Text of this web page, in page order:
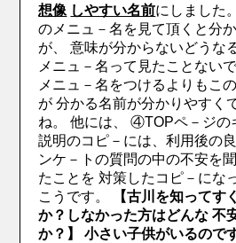
想像 しやすい名前にしました。
のメニュ－名を見て頂くと分
が、 意味が分からないどうな
メニュ－名って見たことない
メニュ－名をつけるよりもこ
が 分かる名前が分かりやすく
ね。他には、
④TOPペ－ジの
説明のコピ－には、利用後の
ンケ－トの質問の中の不安を
たことを 対策したコピ－にな
こうです。
【古川を知ってす
か？しなかった方はどんな 不
か？】
小さい子供がいるので